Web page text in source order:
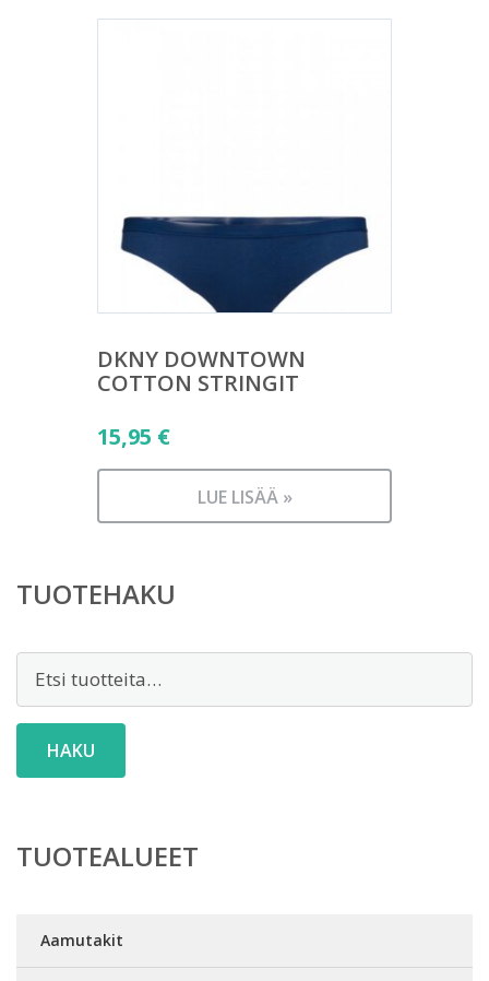
DKNY DOWNTOWN
COTTON STRINGIT
15,95 €
LUE LISÄÄ »
TUOTEHAKU
Etsi:
HAKU
TUOTEALUEET
Aamutakit